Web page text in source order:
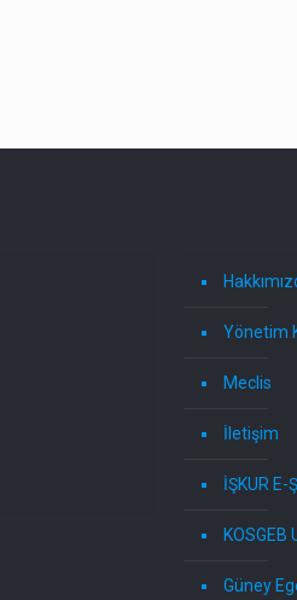
Yönetim
Meclis
İletişim
İŞKUR E-
KOSGEB
Güney